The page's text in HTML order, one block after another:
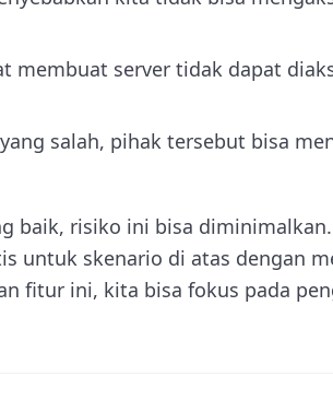
membuat server tidak dapat
salah, pihak tersebut bisa
baik, risiko ini bisa diminimalkan.
untuk skenario di atas dengan
fitur ini, kita bisa fokus pada